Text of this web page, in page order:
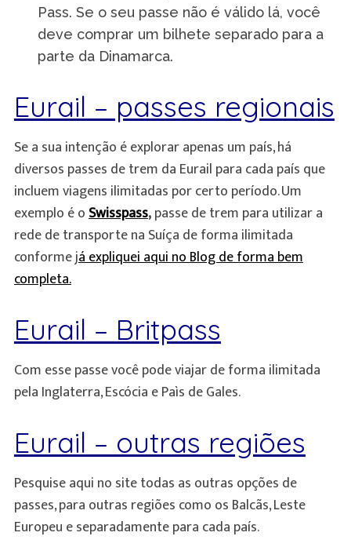
Pass. Se o seu passe não é válido lá, você
deve comprar um bilhete separado para a
parte da Dinamarca.
Eurail – passes regionais
Se a sua intenção é explorar apenas um país, há
diversos passes de trem da Eurail para cada país que
incluem viagens ilimitadas por certo período. Um
exemplo é oSwisspass,passe de trem para utilizar a
rede de transporte na Suíça de forma ilimitada
conforme já expliquei aqui no Blog de forma bem
completa.
Eurail – Britpass
Com esse passe você pode viajar de forma ilimitada
pela Inglaterra, Escócia e Paìs de Gales.
Eurail – outras regiões
Pesquise aqui no site todas as outras opções de
passes, para outras regiões como os Balcãs, Leste
Europeu e separadamente para cada país.